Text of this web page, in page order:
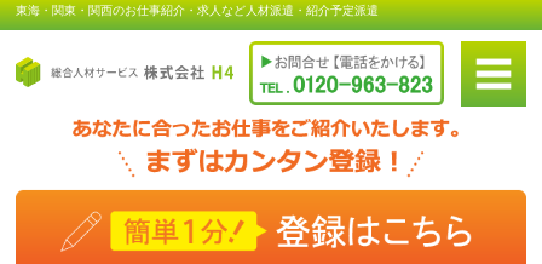
東海・関東・関西のお仕事紹介・求人など人材派遣・紹介予定派遣